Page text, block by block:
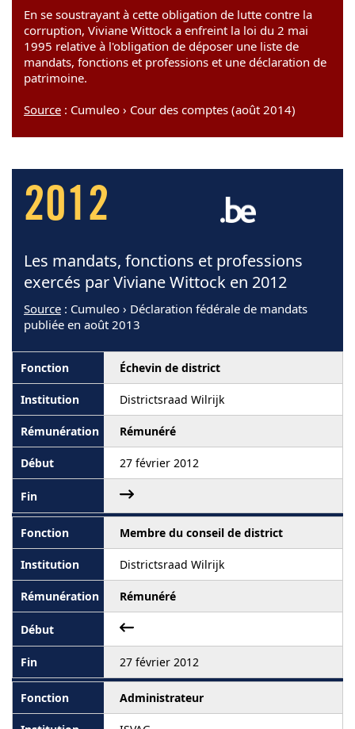
En se soustrayant à cette obligation de lutte contre la
corruption, Viviane Wittock a enfreint la loi du 2 mai
1995 relative à l'obligation de déposer une liste de
mandats, fonctions et professions et une déclaration de
patrimoine.
Source : Cumuleo › Cour des comptes (août 2014)
2012
Les mandats, fonctions et professions
exercés par Viviane Wittock en 2012
Source : Cumuleo › Déclaration fédérale de mandats
publiée en août 2013
Échevin de district
Districtsraad Wilrijk
Rémunéré
27 février 2012
Membre du conseil de district
Districtsraad Wilrijk
Rémunéré
27 février 2012
Administrateur